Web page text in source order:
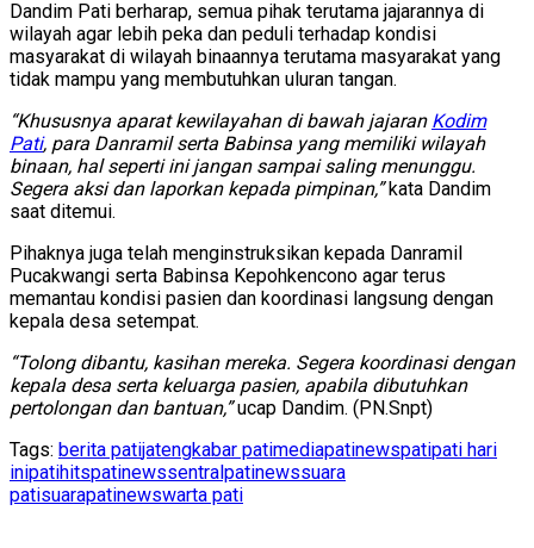
Dandim Pati berharap, semua pihak terutama jajarannya di
wilayah agar lebih peka dan peduli terhadap kondisi
masyarakat di wilayah binaannya terutama masyarakat yang
tidak mampu yang membutuhkan uluran tangan.
“Khususnya aparat kewilayahan di bawah jajaran Kodim
Pati, para Danramil serta Babinsa yang memiliki wilayah
binaan, hal seperti ini jangan sampai saling menunggu.
Segera aksi dan laporkan kepada pimpinan,”kata Dandim
saat ditemui.
Pihaknya juga telah menginstruksikan kepada Danramil
Pucakwangi serta Babinsa Kepohkencono agar terus
memantau kondisi pasien dan koordinasi langsung dengan
kepala desa setempat.
“Tolong dibantu, kasihan mereka. Segera koordinasi dengan
kepala desa serta keluarga pasien, apabila dibutuhkan
pertolongan dan bantuan,”ucap Dandim. (PN.Snpt)
Tags: berita patijatengkabar patimediapatinewspatipati hari
inipatihitspatinewssentralpatinewssuara
patisuarapatinewswarta pati